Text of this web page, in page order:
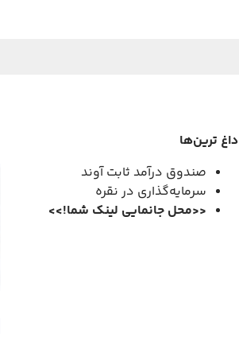
داغ ترین‌ها
صندوق درآمد ثابت آوند
سرمایه‌گذاری در نقره
<<محل جانمایی لینک شما!
>>